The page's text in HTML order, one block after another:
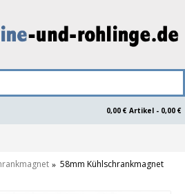
0,00 € Artikel - 0,00 €
58mm Kühlschrankmagnet